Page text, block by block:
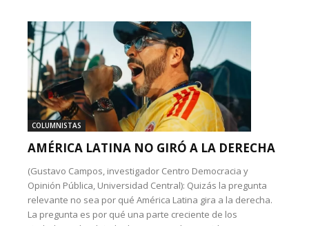
COLUMNISTAS
AMÉRICA LATINA NO GIRÓ A LA DERECHA
(Gustavo Campos, investigador Centro Democracia y
Opinión Pública, Universidad Central): Quizás la pregunta
relevante no sea por qué América Latina gira a la derecha.
La pregunta es por qué una parte creciente de los